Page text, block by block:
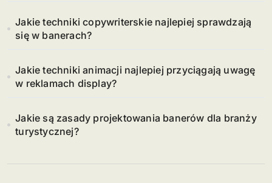
Jakie techniki copywriterskie najlepiej sprawdzają
się w banerach?
Jakie techniki animacji najlepiej przyciągają uwagę
w reklamach display?
Jakie są zasady projektowania banerów dla branży
turystycznej?